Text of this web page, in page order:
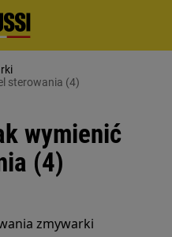
sterowania (4)
wymienić
(4)
zmywarki